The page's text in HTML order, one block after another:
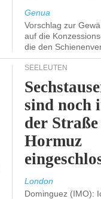
Genua
Vorschlag zur
auf die
die den
SEELEUTEN
sind noch
der
Hormuz
London
Dominguez (IMO):